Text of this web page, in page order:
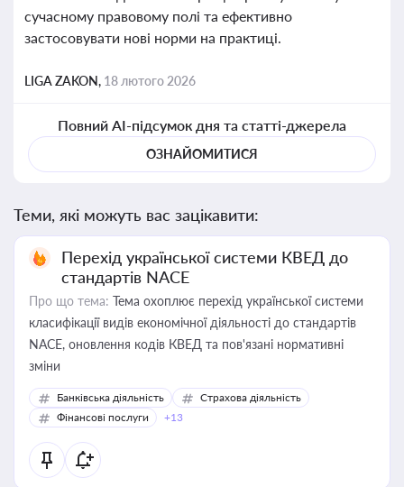
сучасному правовому полі та ефективно
застосовувати нові норми на практиці.
LIGA ZAKON, 18 лютого 2026
Повний AI-підсумок дня та статті-джерела
ОЗНАЙОМИТИСЯ
Теми, які можуть вас зацікавити:
Перехід української системи КВЕД до
стандартів NACE
Про що тема: Тема охоплює перехід української системи
класифікації видів економічної діяльності до стандартів
NACE, оновлення кодів КВЕД та пов'язані нормативні
зміни
Банківська діяльність
Страхова діяльність
Фінансові послуги
+13